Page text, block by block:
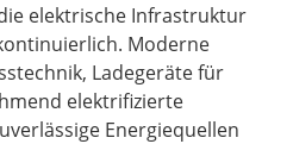
elektrische Infrastruktur
Moderne
Ladegeräte für
elektrifizierte
Energiequellen